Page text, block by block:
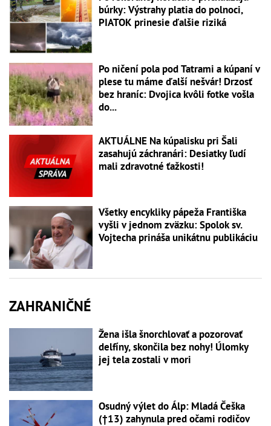
búrky: Výstrahy platia do polnoci,
PIATOK prinesie ďalšie riziká
Po ničení pola pod Tatrami a kúpaní v
plese tu máme ďalší nešvár! Drzosť
bez hraníc: Dvojica kvôli fotke vošla
do...
AKTUÁLNE Na kúpalisku pri Šali
zasahujú záchranári: Desiatky ľudí
mali zdravotné ťažkosti!
Všetky encykliky pápeža Františka
vyšli v jednom zväzku: Spolok sv.
Vojtecha prináša unikátnu publikáciu
ZAHRANIČNÉ
Žena išla šnorchlovať a pozorovať
delfíny, skončila bez nohy! Úlomky
jej tela zostali v mori
Osudný výlet do Álp: Mladá Češka
(†13) zahynula pred očami rodičov